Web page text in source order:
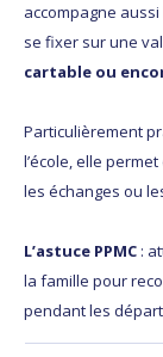
accompagne
se fixer sur une
cartable ou
Particulièrement
l’école, elle
les échanges ou
L’astuce PPMC :
la famille pour
pendant les